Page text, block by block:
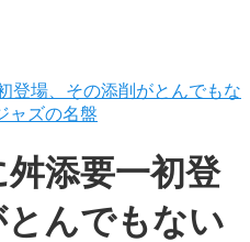
登場、その添削がとんでもな
ャズの名盤
添要一初登
んでもない